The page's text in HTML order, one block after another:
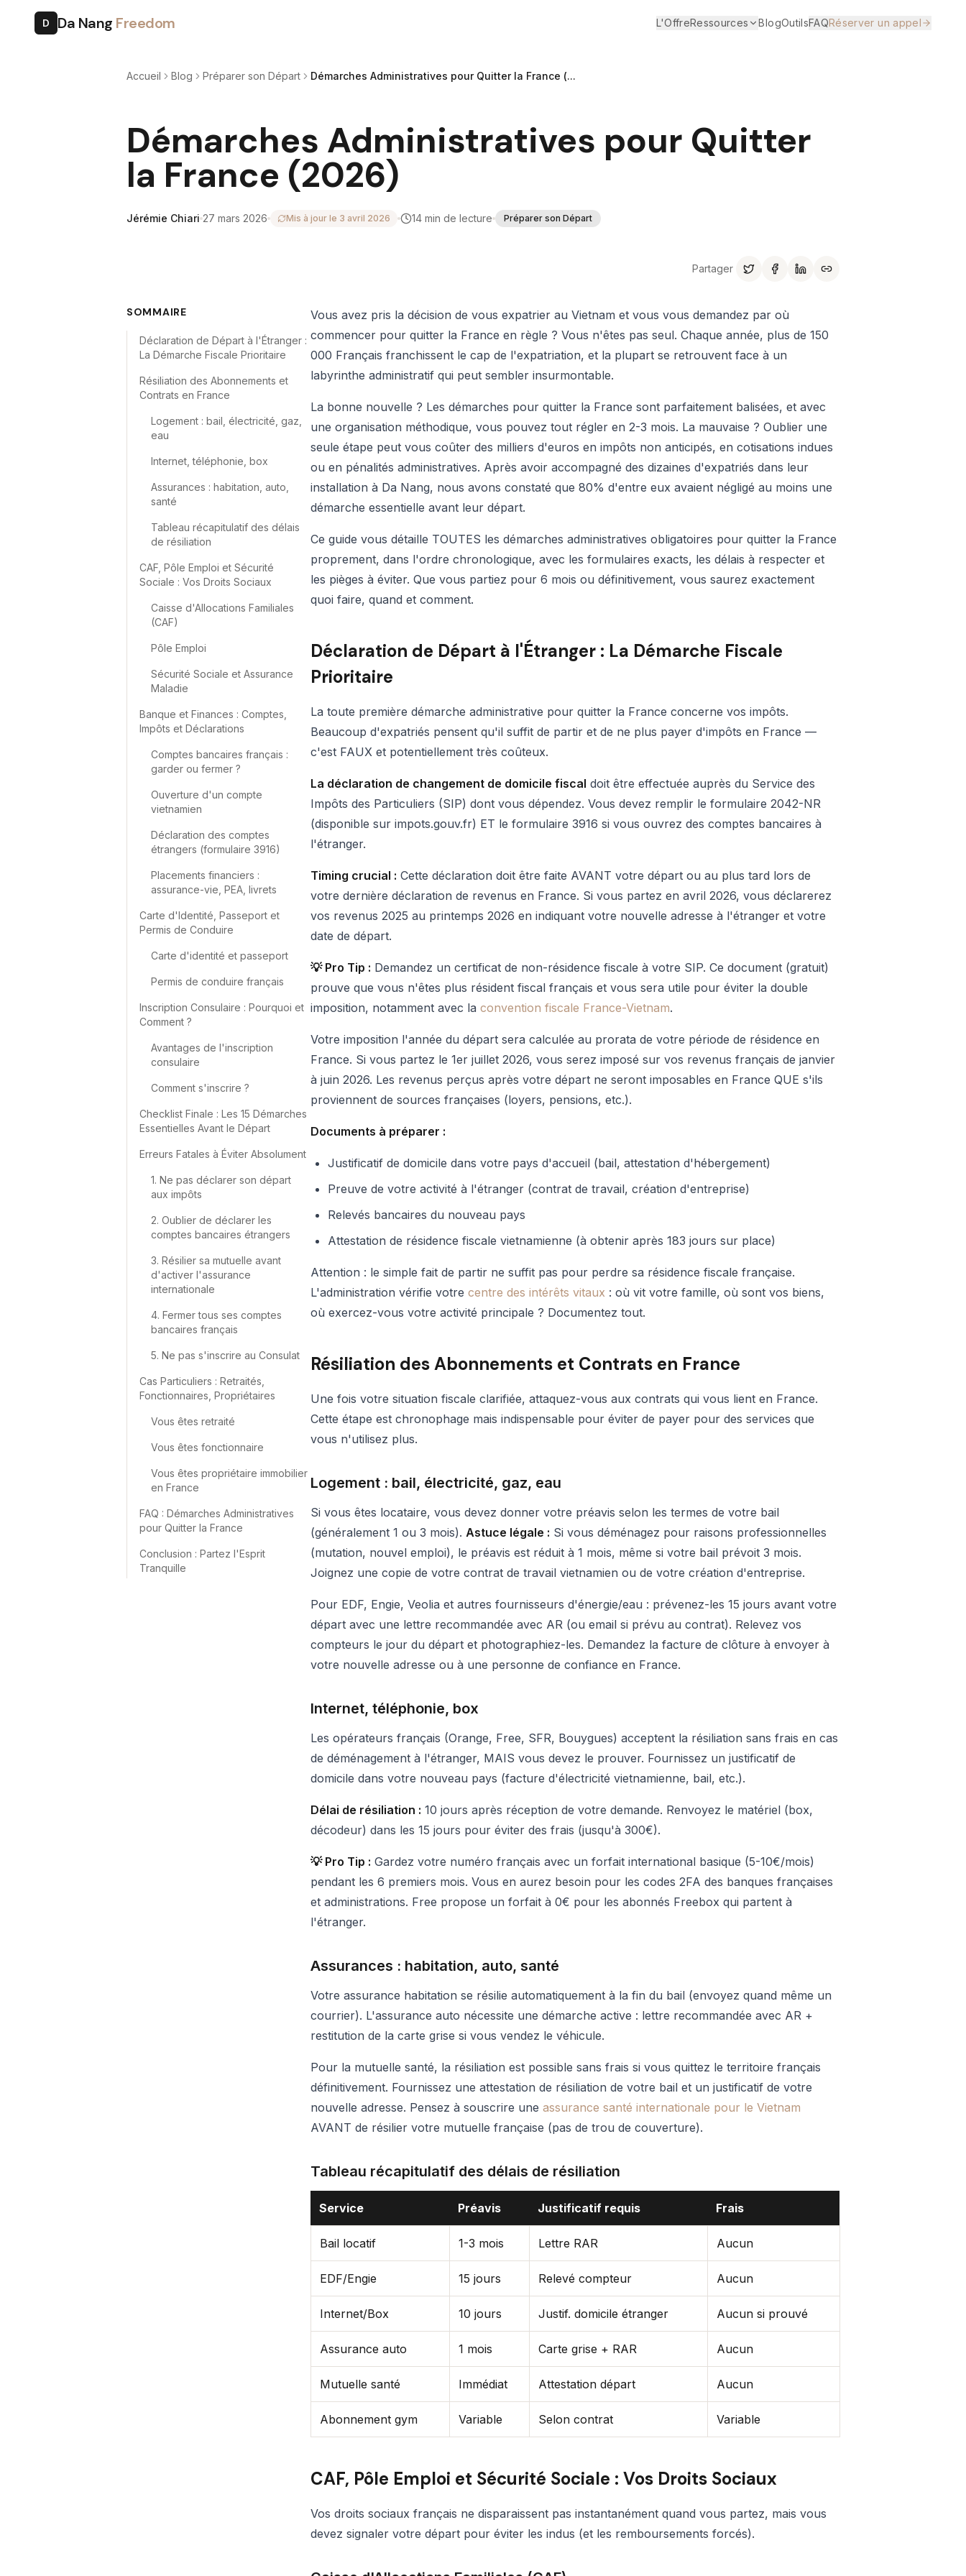
D Da Nang Freedom L'OffreRessources BlogOutilsFAQRéserver un appel
Accueil Blog Préparer son Départ Démarches Administratives pour Quitter la France (...
Démarches Administratives pour Quitter
la France (2026)
Jérémie Chiari 27 mars 2026 Mis à jour le 3 avril 2026 14 min de lecture Préparer son Départ
Partager
SOMMAIRE
Déclaration de Départ à l'Étranger :
La Démarche Fiscale Prioritaire
Résiliation des Abonnements et
Contrats en France
Logement : bail, électricité, gaz,
eau
Internet, téléphonie, box
Assurances : habitation, auto,
santé
Tableau récapitulatif des délais
de résiliation
CAF, Pôle Emploi et Sécurité
Sociale : Vos Droits Sociaux
Caisse d'Allocations Familiales
(CAF)
Pôle Emploi
Sécurité Sociale et Assurance
Maladie
Banque et Finances : Comptes,
Impôts et Déclarations
Comptes bancaires français :
garder ou fermer ?
Ouverture d'un compte
vietnamien
Déclaration des comptes
étrangers (formulaire 3916)
Placements financiers :
assurance-vie, PEA, livrets
Carte d'Identité, Passeport et
Permis de Conduire
Carte d'identité et passeport
Permis de conduire français
Inscription Consulaire : Pourquoi et
Comment ?
Avantages de l'inscription
consulaire
Comment s'inscrire ?
Checklist Finale : Les 15 Démarches
Essentielles Avant le Départ
Erreurs Fatales à Éviter Absolument
1. Ne pas déclarer son départ
aux impôts
2. Oublier de déclarer les
comptes bancaires étrangers
3. Résilier sa mutuelle avant
d'activer l'assurance
internationale
4. Fermer tous ses comptes
bancaires français
5. Ne pas s'inscrire au Consulat
Cas Particuliers : Retraités,
Fonctionnaires, Propriétaires
Vous êtes retraité
Vous êtes fonctionnaire
Vous êtes propriétaire immobilier
en France
FAQ : Démarches Administratives
pour Quitter la France
Conclusion : Partez l'Esprit
Tranquille
Vous avez pris la décision de vous expatrier au Vietnam et vous vous demandez par où
commencer pour quitter la France en règle ? Vous n'êtes pas seul. Chaque année, plus de 150
000 Français franchissent le cap de l'expatriation, et la plupart se retrouvent face à un
labyrinthe administratif qui peut sembler insurmontable.
La bonne nouvelle ? Les démarches pour quitter la France sont parfaitement balisées, et avec
une organisation méthodique, vous pouvez tout régler en 2-3 mois. La mauvaise ? Oublier une
seule étape peut vous coûter des milliers d'euros en impôts non anticipés, en cotisations indues
ou en pénalités administratives. Après avoir accompagné des dizaines d'expatriés dans leur
installation à Da Nang, nous avons constaté que 80% d'entre eux avaient négligé au moins une
démarche essentielle avant leur départ.
Ce guide vous détaille TOUTES les démarches administratives obligatoires pour quitter la France
proprement, dans l'ordre chronologique, avec les formulaires exacts, les délais à respecter et
les pièges à éviter. Que vous partiez pour 6 mois ou définitivement, vous saurez exactement
quoi faire, quand et comment.
Déclaration de Départ à l'Étranger : La Démarche Fiscale
Prioritaire
La toute première démarche administrative pour quitter la France concerne vos impôts.
Beaucoup d'expatriés pensent qu'il suffit de partir et de ne plus payer d'impôts en France —
c'est FAUX et potentiellement très coûteux.
La déclaration de changement de domicile fiscal doit être effectuée auprès du Service des
Impôts des Particuliers (SIP) dont vous dépendez. Vous devez remplir le formulaire 2042-NR
(disponible sur impots.gouv.fr) ET le formulaire 3916 si vous ouvrez des comptes bancaires à
l'étranger.
Timing crucial : Cette déclaration doit être faite AVANT votre départ ou au plus tard lors de
votre dernière déclaration de revenus en France. Si vous partez en avril 2026, vous déclarerez
vos revenus 2025 au printemps 2026 en indiquant votre nouvelle adresse à l'étranger et votre
date de départ.
💡 Pro Tip : Demandez un certificat de non-résidence fiscale à votre SIP. Ce document (gratuit)
prouve que vous n'êtes plus résident fiscal français et vous sera utile pour éviter la double
imposition, notamment avec la convention fiscale France-Vietnam.
Votre imposition l'année du départ sera calculée au prorata de votre période de résidence en
France. Si vous partez le 1er juillet 2026, vous serez imposé sur vos revenus français de janvier
à juin 2026. Les revenus perçus après votre départ ne seront imposables en France QUE s'ils
proviennent de sources françaises (loyers, pensions, etc.).
Documents à préparer :
Justificatif de domicile dans votre pays d'accueil (bail, attestation d'hébergement)
Preuve de votre activité à l'étranger (contrat de travail, création d'entreprise)
Relevés bancaires du nouveau pays
Attestation de résidence fiscale vietnamienne (à obtenir après 183 jours sur place)
Attention : le simple fait de partir ne suffit pas pour perdre sa résidence fiscale française.
L'administration vérifie votre centre des intérêts vitaux : où vit votre famille, où sont vos biens,
où exercez-vous votre activité principale ? Documentez tout.
Résiliation des Abonnements et Contrats en France
Une fois votre situation fiscale clarifiée, attaquez-vous aux contrats qui vous lient en France.
Cette étape est chronophage mais indispensable pour éviter de payer pour des services que
vous n'utilisez plus.
Logement : bail, électricité, gaz, eau
Si vous êtes locataire, vous devez donner votre préavis selon les termes de votre bail
(généralement 1 ou 3 mois). Astuce légale : Si vous déménagez pour raisons professionnelles
(mutation, nouvel emploi), le préavis est réduit à 1 mois, même si votre bail prévoit 3 mois.
Joignez une copie de votre contrat de travail vietnamien ou de votre création d'entreprise.
Pour EDF, Engie, Veolia et autres fournisseurs d'énergie/eau : prévenez-les 15 jours avant votre
départ avec une lettre recommandée avec AR (ou email si prévu au contrat). Relevez vos
compteurs le jour du départ et photographiez-les. Demandez la facture de clôture à envoyer à
votre nouvelle adresse ou à une personne de confiance en France.
Internet, téléphonie, box
Les opérateurs français (Orange, Free, SFR, Bouygues) acceptent la résiliation sans frais en cas
de déménagement à l'étranger, MAIS vous devez le prouver. Fournissez un justificatif de
domicile dans votre nouveau pays (facture d'électricité vietnamienne, bail, etc.).
Délai de résiliation : 10 jours après réception de votre demande. Renvoyez le matériel (box,
décodeur) dans les 15 jours pour éviter des frais (jusqu'à 300€).
💡 Pro Tip : Gardez votre numéro français avec un forfait international basique (5-10€/mois)
pendant les 6 premiers mois. Vous en aurez besoin pour les codes 2FA des banques françaises
et administrations. Free propose un forfait à 0€ pour les abonnés Freebox qui partent à
l'étranger.
Assurances : habitation, auto, santé
Votre assurance habitation se résilie automatiquement à la fin du bail (envoyez quand même un
courrier). L'assurance auto nécessite une démarche active : lettre recommandée avec AR +
restitution de la carte grise si vous vendez le véhicule.
Pour la mutuelle santé, la résiliation est possible sans frais si vous quittez le territoire français
définitivement. Fournissez une attestation de résiliation de votre bail et un justificatif de votre
nouvelle adresse. Pensez à souscrire une assurance santé internationale pour le Vietnam
AVANT de résilier votre mutuelle française (pas de trou de couverture).
Tableau récapitulatif des délais de résiliation
Service Préavis Justificatif requis Frais
Bail locatif 1-3 mois Lettre RAR Aucun
EDF/Engie 15 jours Relevé compteur Aucun
Internet/Box 10 jours Justif. domicile étranger Aucun si prouvé
Assurance auto 1 mois Carte grise + RAR Aucun
Mutuelle santé Immédiat Attestation départ Aucun
Abonnement gym Variable Selon contrat Variable
CAF, Pôle Emploi et Sécurité Sociale : Vos Droits Sociaux
Vos droits sociaux français ne disparaissent pas instantanément quand vous partez, mais vous
devez signaler votre départ pour éviter les indus (et les remboursements forcés).